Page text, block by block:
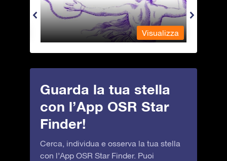
Visualizza
Guarda la tua stella
con l’App OSR Star
Finder!
Cerca, individua e osserva la tua stella
con l’App OSR Star Finder. Puoi